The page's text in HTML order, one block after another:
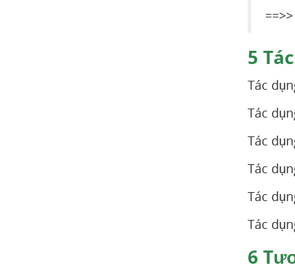
5
Tác
Tác
Tác
Tác
Tác
Tác
6